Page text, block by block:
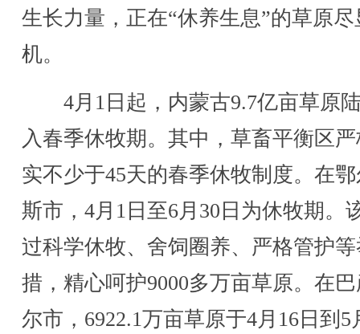
生长力量，正在“休养生息”的草原尽
机。
4月1日起，内蒙古9.7亿亩草原
入春季休牧期。其中，草畜平衡区
实不少于45天的春季休牧制度。在
斯市，4月1日至6月30日为休牧期。
过科学休牧、舍饲圈养、严格管护
措，精心呵护9000多万亩草原。在
尔市，6922.1万亩草原于4月16日到5